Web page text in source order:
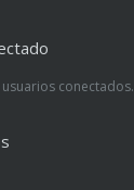
conectados.